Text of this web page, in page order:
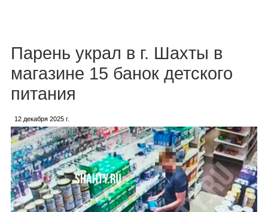
Каталог
Парень украл в г. Шахты в
магазине 15 банок детского
питания
12 декабря 2025 г.